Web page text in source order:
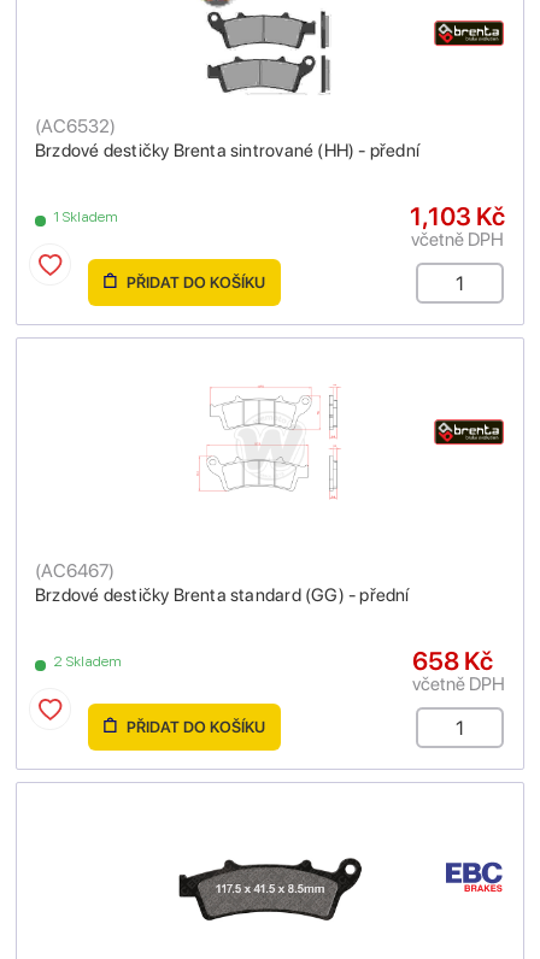
Brzdové destičky Brenta sintrované (HH) - přední
(AC6532)
1 Skladem 1,103 Kč
včetně DPH
PŘIDAT DO KOŠÍKU
Brzdové destičky Brenta standard (GG) - přední
(AC6467)
2 Skladem 658 Kč
včetně DPH
PŘIDAT DO KOŠÍKU